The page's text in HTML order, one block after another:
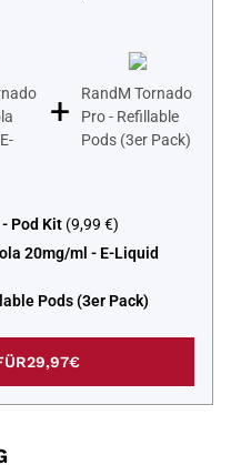
+
RandM Tornado
Pro - Refillable
Pods (3er Pack)
Pod Kit(9,99 €)
20mg/ml - E-Liquid
Pods (3er Pack)
29,97€